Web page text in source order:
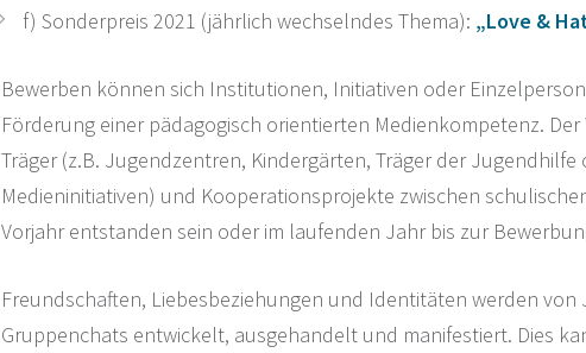
f) Sonderpreis 2021 (jährlich wechselndes Thema): „Love &
Bewerben können sich Institutionen, Initiativen oder
Förderung einer pädagogisch orientierten Medienkompetenz.
Träger (z.B. Jugendzentren, Kindergärten, Träger der
Medieninitiativen) und Kooperationsprojekte zwischen
Vorjahr entstanden sein oder im laufenden Jahr bis zur
Freundschaften, Liebesbeziehungen und Identitäten werden
Gruppenchats entwickelt, ausgehandelt und manifestiert. Dies